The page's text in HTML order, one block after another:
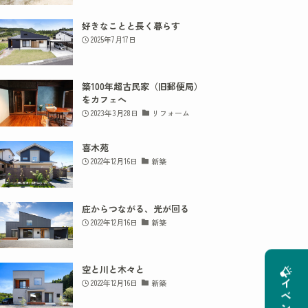
好きなことと長く暮らす
2025年7月17日
築100年超古民家（旧郵便局）
をカフェへ
2023年3月28日 リフォーム
喜木苑
2022年12月16日 新築
庇からつながる、光が回る
2022年12月16日 新築
空と川と木々と
2022年12月16日 新築